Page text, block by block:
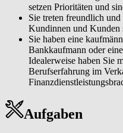
setzen Prioritäten und
Sie treten freundlich
Kundinnen und Kunden
Sie haben eine
Bankkaufmann oder
Idealerweise haben Sie
Berufserfahrung im
Aufgaben